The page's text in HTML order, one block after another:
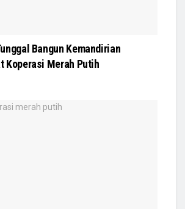
Bangun Kemandirian
Koperasi Merah Putih